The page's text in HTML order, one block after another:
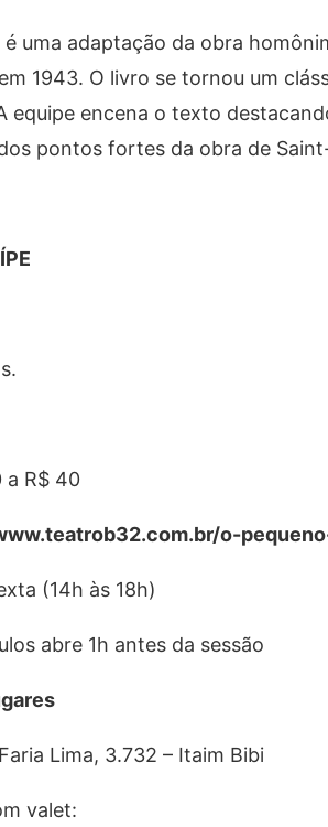
é uma adaptação da obra
1943. O livro se tornou um
equipe encena o texto
pontos fortes da obra de
a R$ 40
o-
(14h às 18h)
abre 1h antes da sessão
Lima, 3.732 – Itaim Bibi
valet: